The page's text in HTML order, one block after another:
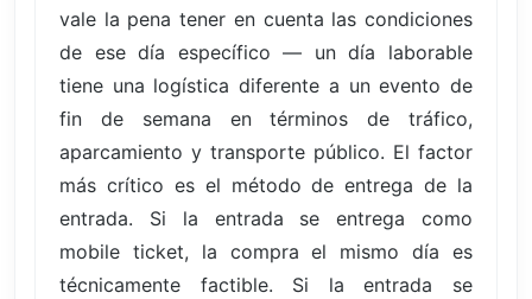
vale la pena tener en cuenta las condiciones
de ese día específico — un día laborable
tiene una logística diferente a un evento de
fin de semana en términos de tráfico,
aparcamiento y transporte público. El factor
más crítico es el método de entrega de la
entrada. Si la entrada se entrega como
mobile ticket, la compra el mismo día es
técnicamente factible. Si la entrada se